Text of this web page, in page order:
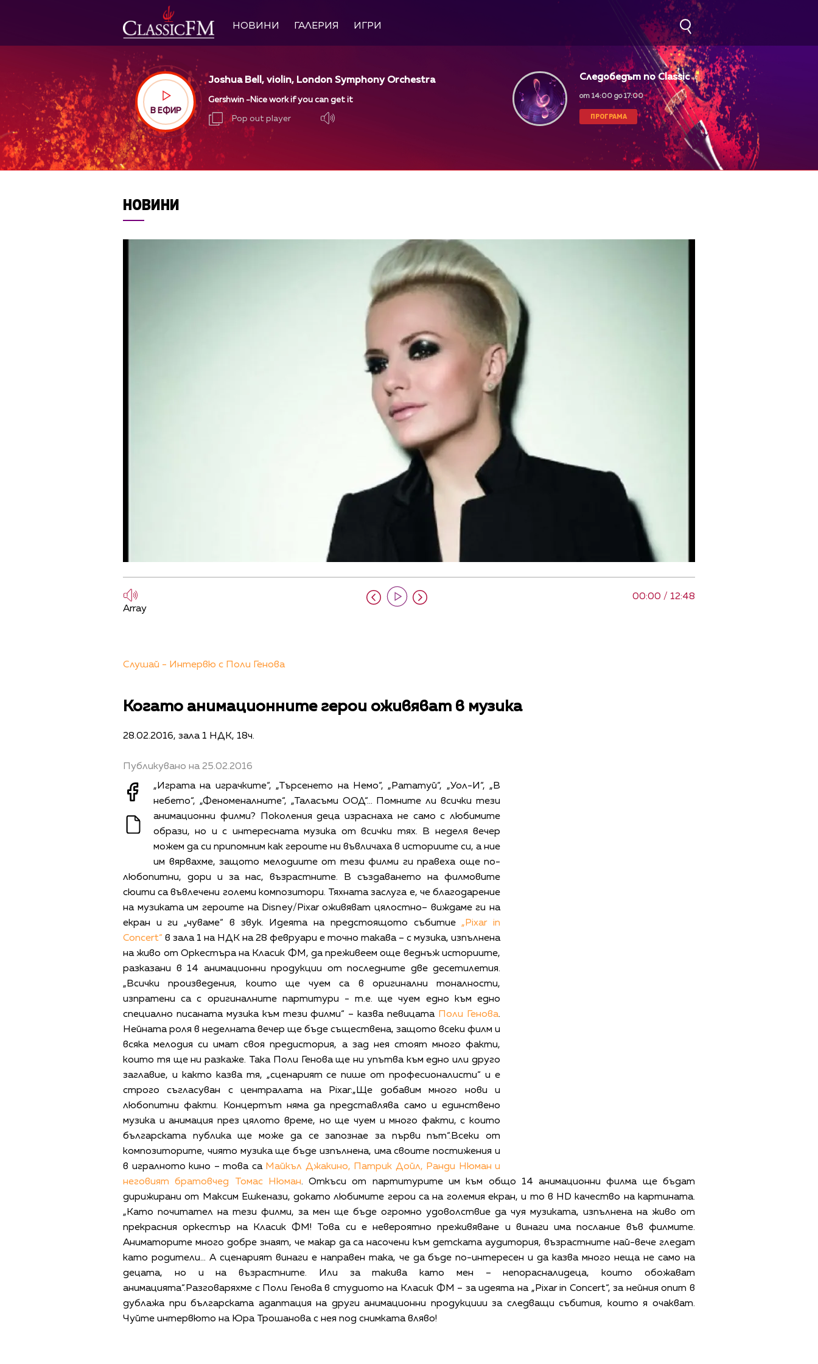
НОВИНИ ГАЛЕРИЯ ИГРИ
В ЕФИР
Joshua Bell, violin, London Symphony Orchestra
Gershwin -Nice work if you can get it
Pop out player
Следобедът по Classic
от 14:00 до 17:00
ПРОГРАМА
НОВИНИ
00:00 / 12:48
Array
Слушай - Интервю с Поли Генова
Когато анимационните герои оживяват в музика
28.02.2016, зала 1 НДК, 18ч.
Публикувано на 25.02.2016
„Играта на играчките“, „Търсенето на Немо“, „Рататуй“, „Уол-И“, „В
небето“, „Феноменалните“, „Таласъми ООД“… Помните ли всички тези
анимационни филми? Поколения деца израснаха не само с любимите
образи, но и с интересната музика от всички тях. В неделя вечер
можем да си припомним как героите ни въвличаха в историите си, а ние
им вярвахме, защото мелодиите от тези филми ги правеха още по-
любопитни, дори и за нас, възрастните. В създаването на филмовите
сюити са въвлечени големи композитори. Тяхната заслуга е, че благодарение
на музиката им героите на Disney/Pixar оживяват цялостно– виждаме ги на
екран и ги „чуваме“ в звук. Идеята на предстоящото събитие „Pixar in
Concert“ в зала 1 на НДК на 28 февруари е точно такава – с музика, изпълнена
на живо от Оркестъра на Класик ФМ, да преживеем още веднъж историите,
разказани в 14 анимационни продукции от последните две десетилетия.
„Всички произведения, които ще чуем са в оригинални тоналности,
изпратени са с оригиналните партитури - т.е. ще чуем едно към едно
специално писаната музика към тези филми“ – казва певицата Поли Генова.
Нейната роля в неделната вечер ще бъде съществена, защото всеки филм и
всяка мелодия си имат своя предистория, а зад нея стоят много факти,
които тя ще ни разкаже. Така Поли Генова ще ни упътва към едно или друго
заглавие, и както казва тя, „сценарият се пише от професионалисти“ и е
строго съгласуван с централата на Pixar:„Ще добавим много нови и
любопитни факти. Концертът няма да представлява само и единствено
музика и анимация през цялото време, но ще чуем и много факти, с които
българската публика ще може да се запознае за първи път“.Всеки от
композиторите, чиято музика ще бъде изпълнена, има своите постижения и
в игралното кино – това са Майкъл Джакино, Патрик Дойл, Ранди Нюман и
неговият братовчед Томас Нюман. Откъси от партитурите им към общо 14 анимационни филма ще бъдат
дирижирани от Максим Ешкенази, докато любимите герои са на големия екран, и то в HD качество на картината.
„Като почитател на тези филми, за мен ще бъде огромно удоволствие да чуя музиката, изпълнена на живо от
прекрасния оркестър на Класик ФМ! Това си е невероятно преживяване и винаги има послание във филмите.
Аниматорите много добре знаят, че макар да са насочени към детската аудитория, възрастните най-вече гледат
като родители… А сценарият винаги е направен така, че да бъде по-интересен и да казва много неща не само на
децата, но и на възрастните. Или за такива като мен – непорасналидеца, които обожават
анимацията“.Разговаряхме с Поли Генова в студиото на Класик ФМ – за идеята на „Pixar in Concert“, за нейния опит в
дублажа при българската адаптация на други анимационни продукциии за следващи събития, които я очакват.
Чуйте интервюто на Юра Трошанова с нея под снимката вляво!